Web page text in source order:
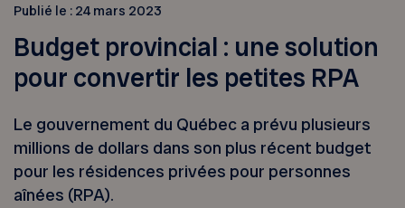
Publié le : 24 mars 2023
Budget provincial : une solution
pour convertir les petites RPA
Le gouvernement du Québec a prévu plusieurs
millions de dollars dans son plus récent budget
pour les résidences privées pour personnes
aînées (RPA).